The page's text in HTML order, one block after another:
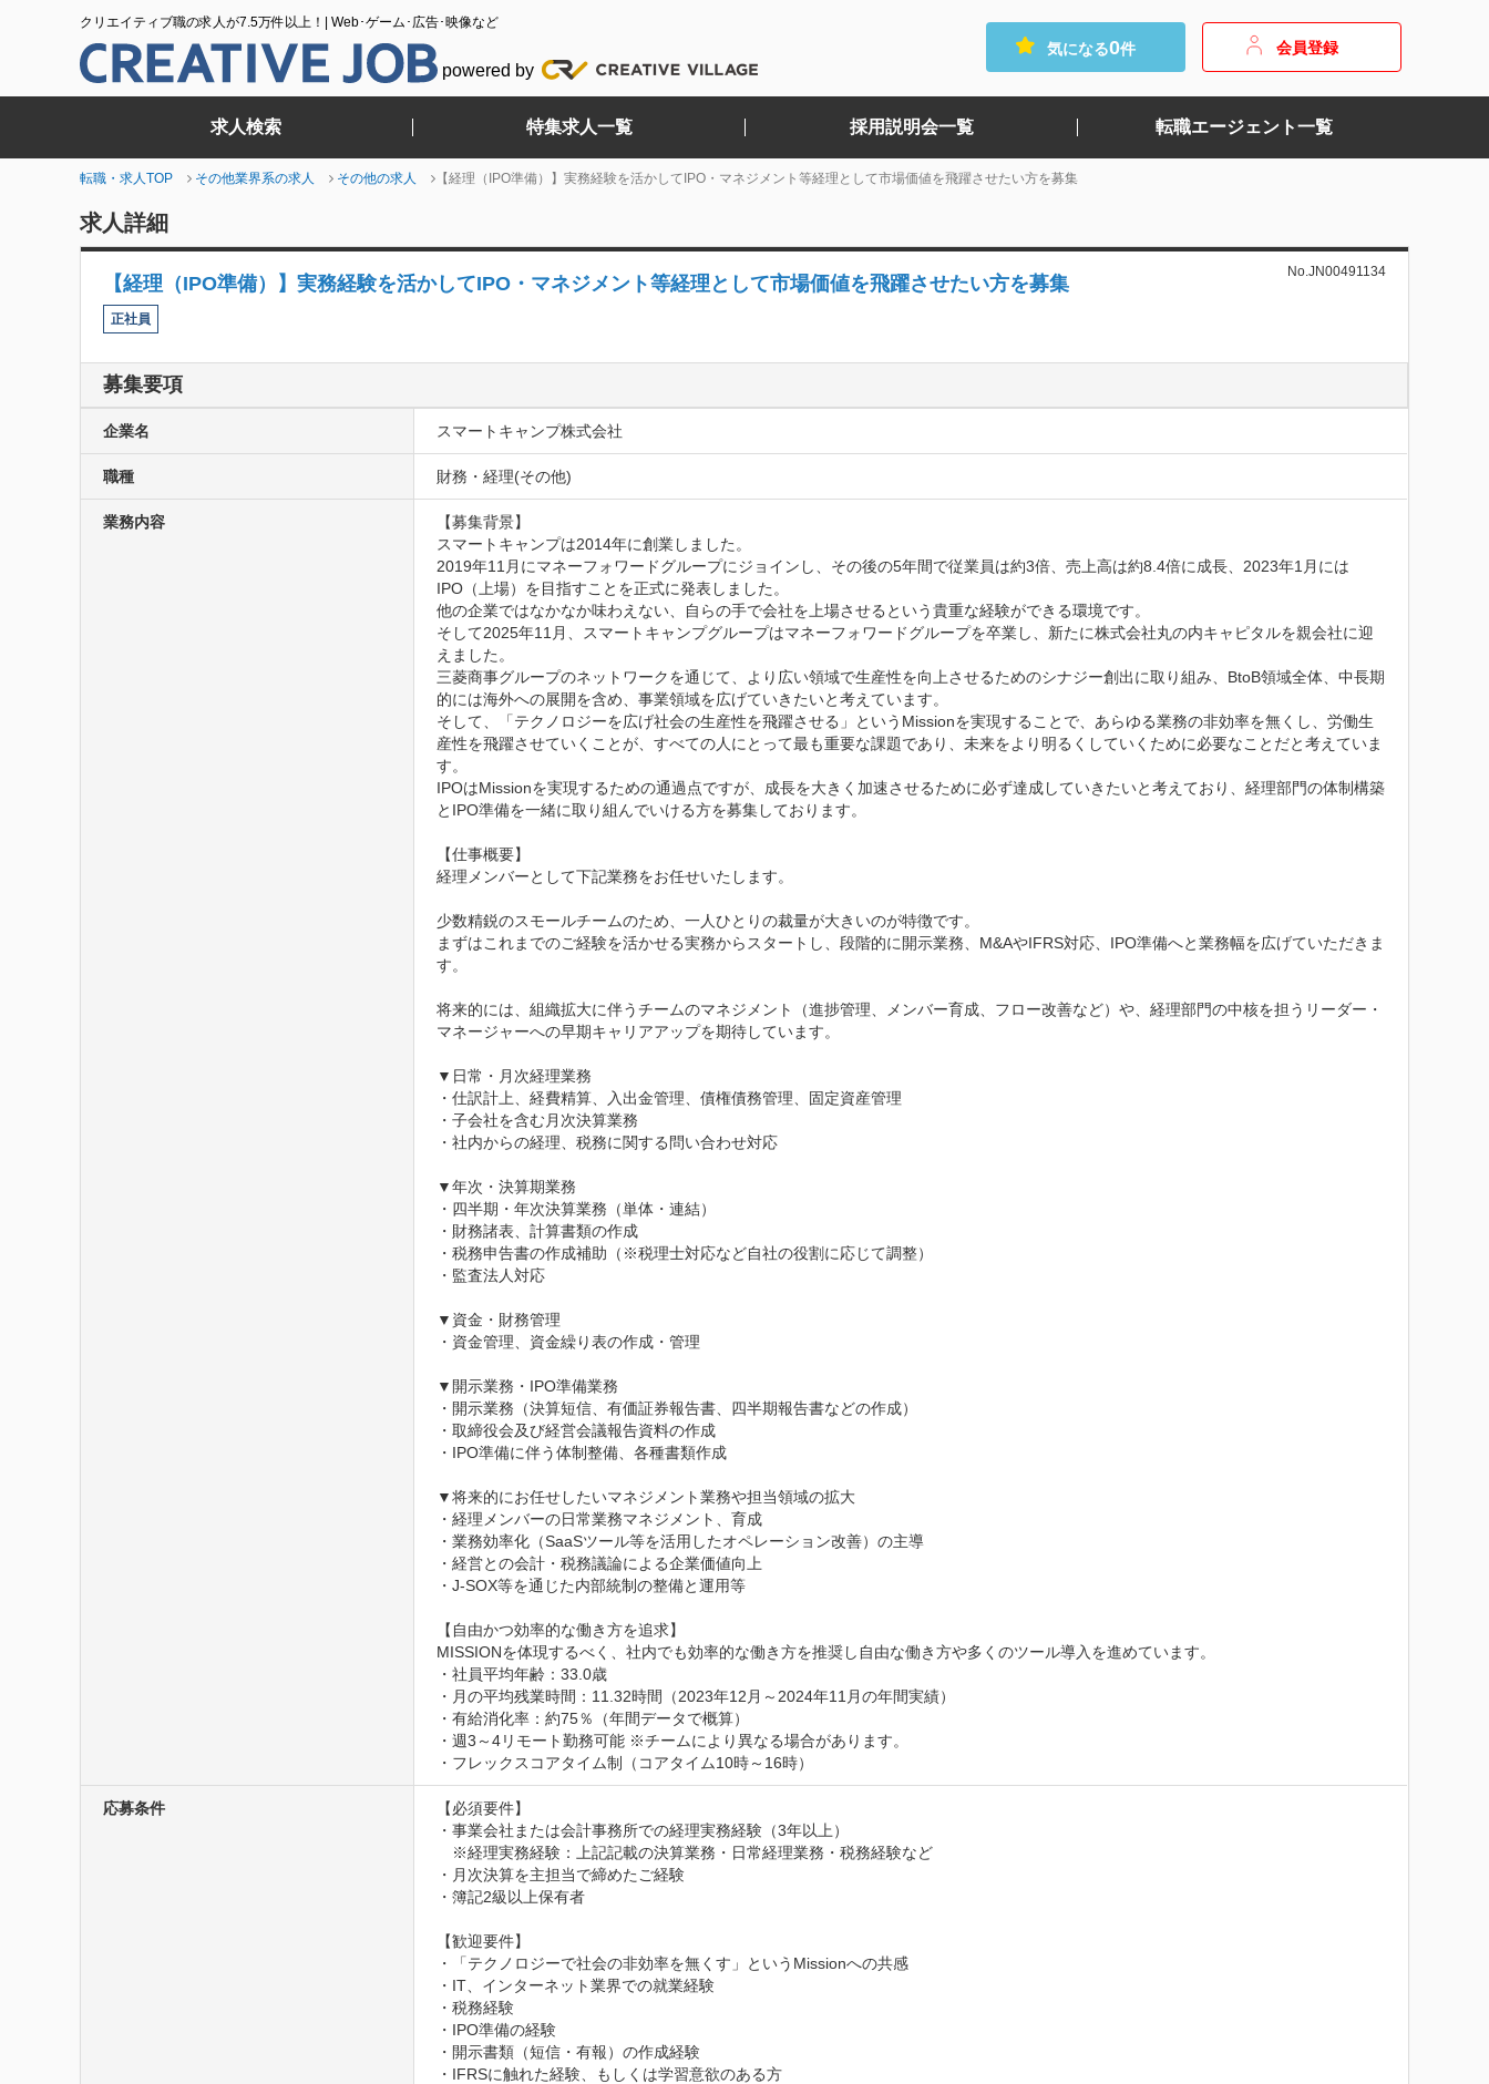
クリエイティブ職の求人が7.5万件以上！| Web･ゲーム･広告･映像など
powered by
気になる0件 会員登録
求人検索 特集求人一覧 採用説明会一覧 転職エージェント一覧
転職・求人TOP その他業界系の求人 その他の求人 【経理（IPO準備）】実務経験を活かしてIPO・マネジメント等経理として市場価値を飛躍させたい方を募集
求人詳細
【経理（IPO準備）】実務経験を活かしてIPO・マネジメント等経理として市場価値を飛躍させたい方を募集
No.JN00491134
正社員
募集要項
企業名 スマートキャンプ株式会社
職種 財務・経理(その他)
業務内容
【募集背景】
スマートキャンプは2014年に創業しました。
2019年11月にマネーフォワードグループにジョインし、その後の5年間で従業員は約3倍、売上高は約8.4倍に成長、2023年1月には
IPO（上場）を目指すことを正式に発表しました。
他の企業ではなかなか味わえない、自らの手で会社を上場させるという貴重な経験ができる環境です。
そして2025年11月、スマートキャンプグループはマネーフォワードグループを卒業し、新たに株式会社丸の内キャピタルを親会社に迎
えました。
三菱商事グループのネットワークを通じて、より広い領域で生産性を向上させるためのシナジー創出に取り組み、BtoB領域全体、中長期
的には海外への展開を含め、事業領域を広げていきたいと考えています。
そして、「テクノロジーを広げ社会の生産性を飛躍させる」というMissionを実現することで、あらゆる業務の非効率を無くし、労働生
産性を飛躍させていくことが、すべての人にとって最も重要な課題であり、未来をより明るくしていくために必要なことだと考えていま
す。
IPOはMissionを実現するための通過点ですが、成長を大きく加速させるために必ず達成していきたいと考えており、経理部門の体制構築
とIPO準備を一緒に取り組んでいける方を募集しております。
【仕事概要】
経理メンバーとして下記業務をお任せいたします。
少数精鋭のスモールチームのため、一人ひとりの裁量が大きいのが特徴です。
まずはこれまでのご経験を活かせる実務からスタートし、段階的に開示業務、M&AやIFRS対応、IPO準備へと業務幅を広げていただきま
す。
将来的には、組織拡大に伴うチームのマネジメント（進捗管理、メンバー育成、フロー改善など）や、経理部門の中核を担うリーダー・
マネージャーへの早期キャリアアップを期待しています。
▼日常・月次経理業務
・仕訳計上、経費精算、入出金管理、債権債務管理、固定資産管理
・子会社を含む月次決算業務
・社内からの経理、税務に関する問い合わせ対応
▼年次・決算期業務
・四半期・年次決算業務（単体・連結）
・財務諸表、計算書類の作成
・税務申告書の作成補助（※税理士対応など自社の役割に応じて調整）
・監査法人対応
▼資金・財務管理
・資金管理、資金繰り表の作成・管理
▼開示業務・IPO準備業務
・開示業務（決算短信、有価証券報告書、四半期報告書などの作成）
・取締役会及び経営会議報告資料の作成
・IPO準備に伴う体制整備、各種書類作成
▼将来的にお任せしたいマネジメント業務や担当領域の拡大
・経理メンバーの日常業務マネジメント、育成
・業務効率化（SaaSツール等を活用したオペレーション改善）の主導
・経営との会計・税務議論による企業価値向上
・J-SOX等を通じた内部統制の整備と運用等
【自由かつ効率的な働き方を追求】
MISSIONを体現するべく、社内でも効率的な働き方を推奨し自由な働き方や多くのツール導入を進めています。
・社員平均年齢：33.0歳
・月の平均残業時間：11.32時間（2023年12月～2024年11月の年間実績）
・有給消化率：約75％（年間データで概算）
・週3～4リモート勤務可能 ※チームにより異なる場合があります。
・フレックスコアタイム制（コアタイム10時～16時）
応募条件
【必須要件】
・事業会社または会計事務所での経理実務経験（3年以上）
※経理実務経験：上記記載の決算業務・日常経理業務・税務経験など
・月次決算を主担当で締めたご経験
・簿記2級以上保有者
【歓迎要件】
・「テクノロジーで社会の非効率を無くす」というMissionへの共感
・IT、インターネット業界での就業経験
・税務経験
・IPO準備の経験
・開示書類（短信・有報）の作成経験
・IFRSに触れた経験、もしくは学習意欲のある方